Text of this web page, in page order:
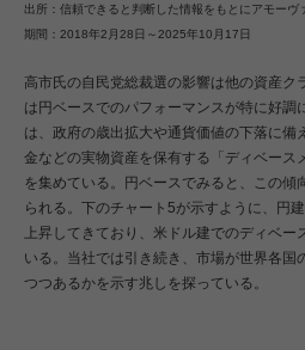
出所：信頼できると判断した情報をもとにアモーヴ
期間：2018年2月28日～2025年10月17日
高市氏の自民党総裁選の影響は他の資産ク
は円ベースでのパフォーマンスが特に好調
は、政府の歳出拡大や通貨価値の下落に備
金などの実物資産を保有する「ディベース
を集めている。円ベースでみると、この傾
られる。下のチャート5が示すように、円
上昇してきており、米ドル建でのディベ
いる。当社では引き続き、市場が世界各国
つつあるかを示す兆しを探っている。